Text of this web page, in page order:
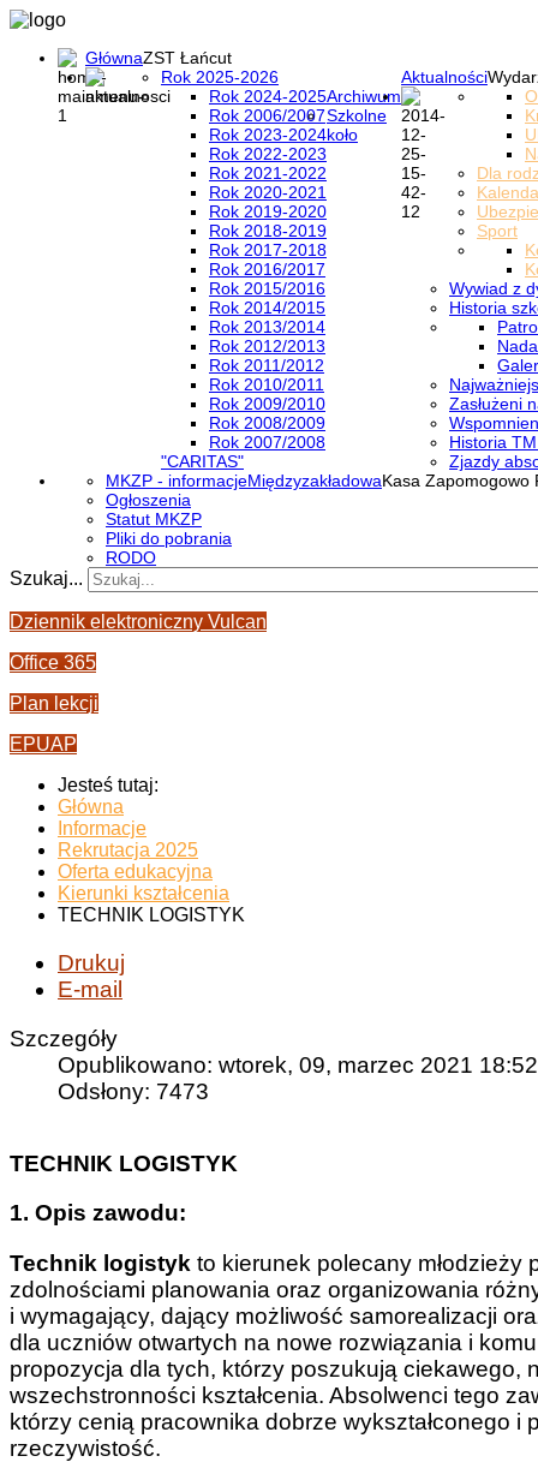
GłównaZST Łańcut
Aktualności
Rok 2025-2026
Archiwum
Rok 2024-2025
Rok 2006/2007
Rok 2023-2024
Rok 2022-2023
Rok 2021-2022
Rok 2020-2021
Rok 2019-2020
Rok 2018-2019
Rok 2017-2018
Rok 2016/2017
Rok 2015/2016
Rok 2014/2015
Rok 2013/2014
Rok 2012/2013
Rok 2011/2012
Rok 2010/2011
Rok 2009/2010
Rok 2008/2009
Rok 2007/2008
Szkolne
koło
"CARITAS"
Dla
Sport
Wywiad z
Historia
Zasłużeni
Historia
Zjazdy
MiędzyzakładowaKasa Zapomogowo
MKZP - informacje
Ogłoszenia
Statut MKZP
Pliki do pobrania
RODO
Szukaj...
Dziennik elektroniczny Vulcan
Office 365
Plan lekcji
EPUAP
Jesteś tutaj:
Główna
Informacje
Rekrutacja 2025
Oferta edukacyjna
Kierunki kształcenia
TECHNIK LOGISTYK
Drukuj
E-mail
Szczegóły
Opublikowano: wtorek, 09, marzec 2021 18:52
Odsłony: 7473
TECHNIK LOGISTYK
1. Opis zawodu:
Technik logistyk to kierunek polecany młodzieży
zdolnościami planowania oraz organizowania
i wymagający, dający możliwość samorealizacji
dla uczniów otwartych na nowe rozwiązania i
propozycja dla tych, którzy poszukują ciekawego,
wszechstronności kształcenia. Absolwenci tego
którzy cenią pracownika dobrze wykształconego
rzeczywistość.